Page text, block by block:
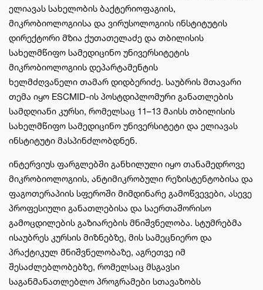
ელიავას სახელობის ბაქტერიოფაგიის,
მიკრობიოლოგიისა და ვირუსოლოგიის ინსტიტუტის
დირექტორი მზია ქუთათელაძე და თბილისის
სახელმწიფო სამედიცინო უნივერსიტეტის
მიკრობიოლოგიის დეპარტამენტის
ხელმძღვანელი თამარ დიდბერიძე. საუბრის მთავარი
თემა იყო ESCMID-ის პოსტდიპლომური განათლების
სამდღიანი კურსი, რომელსაც 11–13 მაისს თბილისის
სახელმწიფო სამედიცინო უნივერსიტეტი და ელიავას
ინსტიტუტი მასპინძლობდნენ.
ინტერვიუს ფარგლებში განხილული იყო თანამედროვე
მიკრობიოლოგიის, ანტიმიკრობული რეზისტენტობისა და
ფაგოთერაპიის სფეროში მიმდინარე გამოწვევები, ასევე
პროფესიული განათლებისა და საერთაშორისო
გამოცდილების გაზიარების მნიშვნელობა. სტუმრებმა
ისაუბრეს კურსის მიზნებზე, მის სამეცნიერო და
პრაქტიკულ მნიშვნელობაზე, აგრეთვე იმ
შესაძლებლობებზე, რომელსაც მსგავსი
საგანმანათლებლო პროგრამები სთავაზობს